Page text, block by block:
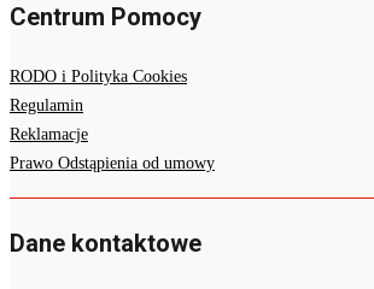
Centrum Pomocy
RODO i Polityka Cookies
Regulamin
Reklamacje
Prawo Odstąpienia od umowy
Dane kontaktowe